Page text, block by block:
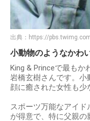
出典： https://
小動物のようなかわ
King & Princeで最もか
岩橋玄樹さんです。小
顔に癒された女性も少
スポーツ万能なアイ
が得意で、特に父親